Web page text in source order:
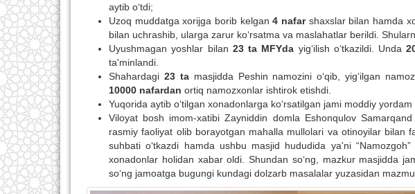
aytib o‘tdi;
Uzoq muddatga xorijga borib kelgan4 nafarshaxslar bilan hamda
bilan uchrashib, ularga zarur ko‘rsatma va maslahatlar berildi.
Uyushmagan yoshlar bilan 23 ta MFYda yig‘ilish o‘tkazildi. Unda
ta'minlandi.
Shahardagi 23 tamasjidda Peshin namozini o‘qib, yig‘ilgan
10000 nafardan ortiq namozxonlar ishtirok etishdi.
Yuqorida aytib o‘tilgan xonadonlarga ko‘rsatilgan jami moddiy
Viloyat bosh imom-xatibi Zayniddin domla Eshonqulov
rasmiy faoliyat olib borayotgan mahalla mullolari va otinoyilar bilan
suhbati o‘tkazdi hamda ushbu masjid hududida ya'ni
xonadonlar holidan xabar oldi. Shundan so‘ng, mazkur masjidda
so‘ng jamoatga bugungi kundagi dolzarb masalalar yuzasidan